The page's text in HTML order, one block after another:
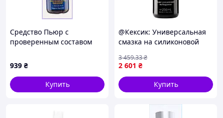
Средство Пьюр с
проверенным составом
100 мл BP728671A
939 ₴
Купить
@Кексик: Универсальная
смазка на силиконовой
· Анонимная доставка
2 601 ₴
3 459.33₴
Купить